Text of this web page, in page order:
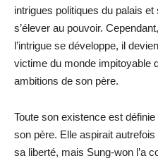
intrigues politiques du palais et
s’élever au pouvoir.
l’intrigue se développe, il
victime du monde impitoyable
ambitions de son père.
Toute son existence est
son père. Elle aspirait
sa liberté, mais Sung-won l’a